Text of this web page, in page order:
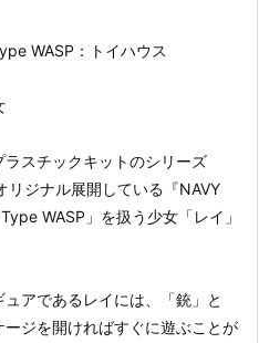
WASP：トイハウス
スチックキットのシリーズ
リジナル展開している『NAVY
WASP」を扱う少女「レイ」
アであるレイには、「銃」と
ージを開ければすぐに遊ぶことが